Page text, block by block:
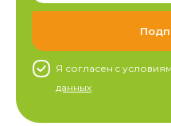
Я согласен c
данных